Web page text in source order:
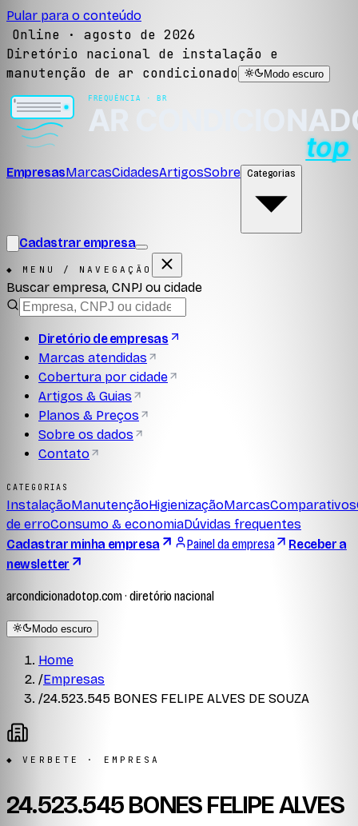
Pular para o conteúdo
Online · agosto de 2026
Diretório nacional de instalação e
manutenção de ar condicionado
Modo escuro
EmpresasMarcasCidadesArtigosSobre Categorias
Cadastrar empresa
◆ MENU / NAVEGAÇÃO
Buscar empresa, CNPJ ou cidade
Diretório de empresas
Marcas atendidas
Cobertura por cidade
Artigos & Guias
Planos & Preços
Sobre os dados
Contato
CATEGORIAS
InstalaçãoManutençãoHigienizaçãoMarcasComparativos
de erroConsumo & economiaDúvidas frequentes
Cadastrar minha empresa
Painel da empresa
Receber a
newsletter
arcondicionadotop.com · diretório nacional
Modo escuro
Home
/Empresas
/24.523.545 BONES FELIPE ALVES DE SOUZA
◆ VERBETE · EMPRESA
24.523.545 BONES FELIPE ALVES